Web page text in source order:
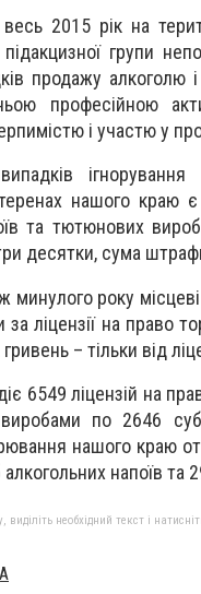
2015 рік на
групи
продажу алкоголю
професійною
і участю у
ігнорування
нашого краю є
та тютюнових
десятки, сума
минулого року
за ліцензії на право
– тільки від
6549 ліцензій на
по 2646
нашого краю
алкогольних напоїв
необхідний текст і